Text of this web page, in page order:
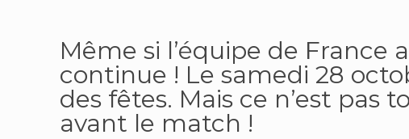
Même si l’équipe de
continue ! Le samedi 28
des fêtes. Mais ce n’est pas
avant le match !